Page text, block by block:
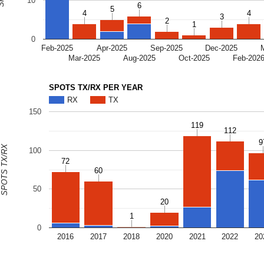
Feb-2025
Mar-2025
Apr-2025
Aug-2025
Sep-2025
Oct-2025
Dec-2025
Feb-2026
0
4
4 5
5 6
6
2
2 1
1
3
3 4
4
SPOTS TX/RX PER YEAR
RX
TX
2016 2017 2018 2020 2021 2022
0
50
100
150
72
72
60
60
1
1
20
20
119
119
112
112
SPOTS TX/RX